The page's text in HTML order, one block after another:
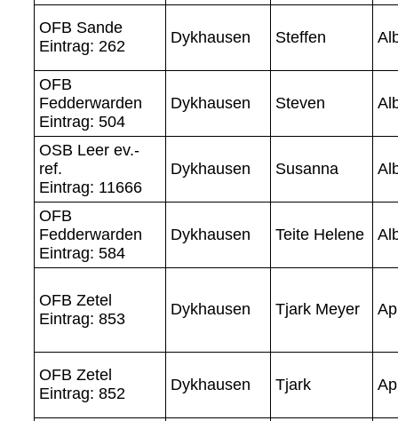
OFB Sande
Eintrag: 262
Dykhausen Steffen
OFB
Fedderwarden
Eintrag: 504
Dykhausen Steven
OSB Leer ev.-
ref.
Eintrag: 11666
Dykhausen Susanna
OFB
Fedderwarden
Eintrag: 584
Dykhausen Teite Helene
OFB Zetel
Eintrag: 853
Dykhausen Tjark Meyer
OFB Zetel
Eintrag: 852
Dykhausen Tjark